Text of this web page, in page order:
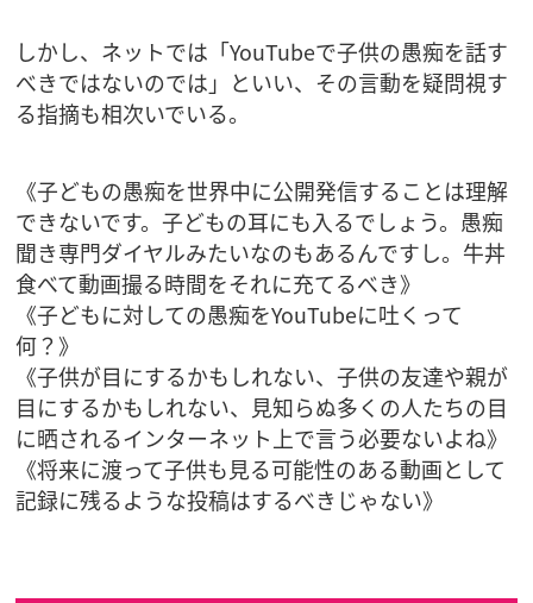
しかし、ネットでは「YouTubeで子供の愚痴を話す
べきではないのでは」といい、その言動を疑問視す
る指摘も相次いでいる。
《子どもの愚痴を世界中に公開発信することは理解
できないです。子どもの耳にも入るでしょう。愚痴
聞き専門ダイヤルみたいなのもあるんですし。牛丼
食べて動画撮る時間をそれに充てるべき》
《子どもに対しての愚痴をYouTubeに吐くって
何？》
《子供が目にするかもしれない、子供の友達や親が
目にするかもしれない、見知らぬ多くの人たちの目
に晒されるインターネット上で言う必要ないよね》
《将来に渡って子供も見る可能性のある動画として
記録に残るような投稿はするべきじゃない》